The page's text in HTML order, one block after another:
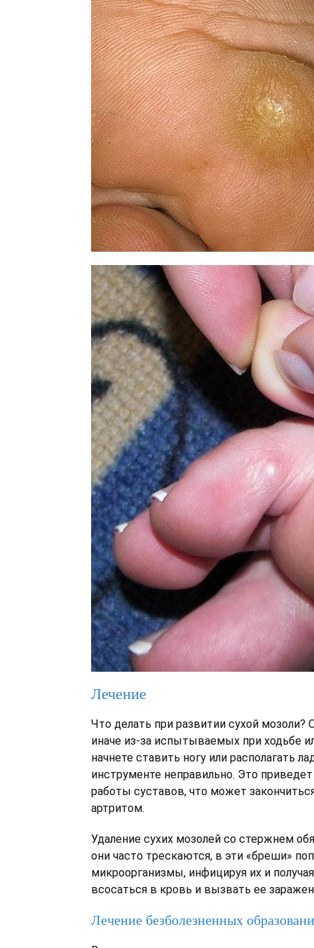
Лечение
Что делать при развитии сухой мозоли?
иначе из-за испытываемых при ходьбе
начнете ставить ногу или располагать
инструменте неправильно. Это
работы суставов, что может
артритом.
Удаление сухих мозолей со стержнем
они часто трескаются, в эти «бреши»
микроорганизмы, инфицируя их и
всосаться в кровь и вызвать ее
Лечение безболезненных